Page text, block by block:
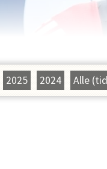
2025 2024 Alle